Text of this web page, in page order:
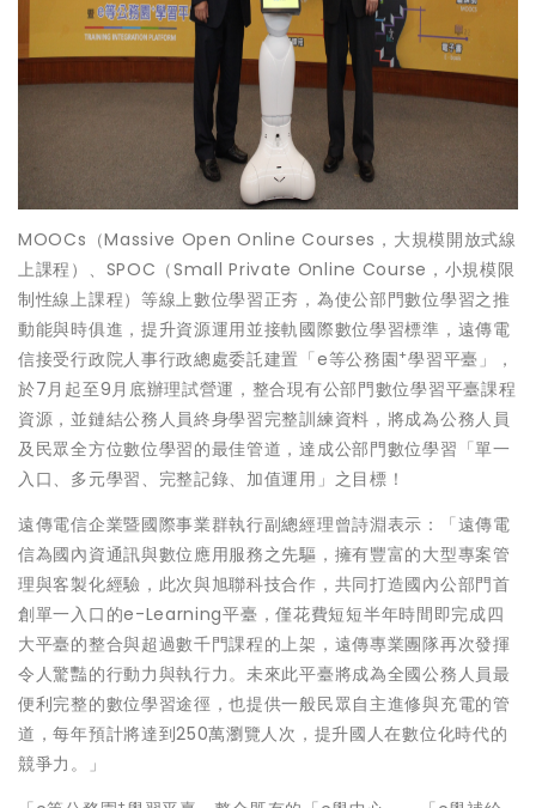
MOOCs（Massive Open Online Courses，大規模開放式線
上課程）、SPOC（Small Private Online Course，小規模限
制性線上課程）等線上數位學習正夯，為使公部門數位學習之推
動能與時俱進，提升資源運用並接軌國際數位學習標準，遠傳電
信接受行政院人事行政總處委託建置「e等公務園+學習平臺」，
於7月起至9月底辦理試營運，整合現有公部門數位學習平臺課程
資源，並鏈結公務人員終身學習完整訓練資料，將成為公務人員
及民眾全方位數位學習的最佳管道，達成公部門數位學習「單一
入口、多元學習、完整記錄、加值運用」之目標！
遠傳電信企業暨國際事業群執行副總經理曾詩淵表示：「遠傳電
信為國內資通訊與數位應用服務之先驅，擁有豐富的大型專案管
理與客製化經驗，此次與旭聯科技合作，共同打造國內公部門首
創單一入口的e-Learning平臺，僅花費短短半年時間即完成四
大平臺的整合與超過數千門課程的上架，遠傳專業團隊再次發揮
令人驚豔的行動力與執行力。未來此平臺將成為全國公務人員最
便利完整的數位學習途徑，也提供一般民眾自主進修與充電的管
道，每年預計將達到250萬瀏覽人次，提升國人在數位化時代的
競爭力。」